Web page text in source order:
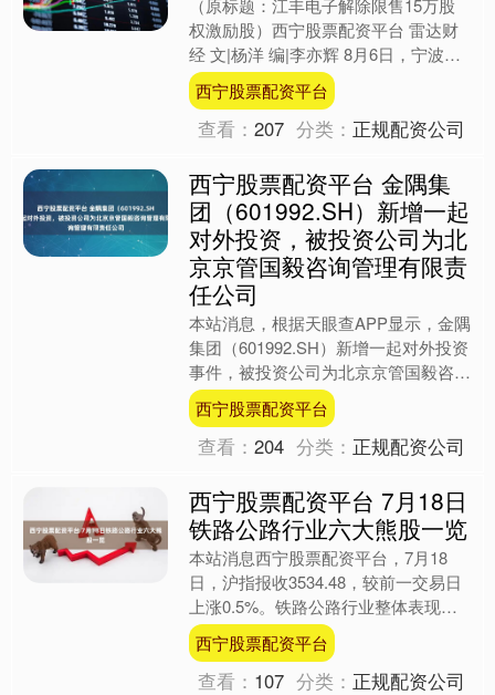
（原标题：江丰电子解除限售15万股
权激励股）西宁股票配资平台 雷达财
经 文|杨洋 编|李亦辉 8月6日，宁波江
丰电子材料股份有限公司（证券简称：
江丰电子，证券代....
西宁股票配资平台
查看：207 分类： 正规配资公司
西宁股票配资平台 金隅集
团（601992.SH）新增一起
对外投资，被投资公司为北
京京管国毅咨询管理有限责
任公司
本站消息，根据天眼查APP显示，金隅
集团（601992.SH）新增一起对外投资
事件，被投资公司为北京京管国毅咨询
管理有限责任公司，法定代表人杨临
明，投资占比为1....
西宁股票配资平台
查看：204 分类： 正规配资公司
西宁股票配资平台 7月18日
铁路公路行业六大熊股一览
本站消息西宁股票配资平台，7月18
日，沪指报收3534.48，较前一交易日
上涨0.5%。铁路公路行业整体表现较
弱，较前一交易日上涨0.41%，24只个
股上涨，6....
西宁股票配资平台
查看： 107 分类： 正规配资公司